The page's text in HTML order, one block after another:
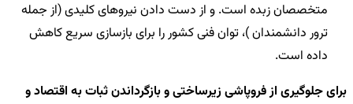
متخصصان زبده است. و از دست دادن نیروهای کلیدی (از جمله
ترور دانشمندان )، توان فنی کشور را برای بازسازی سریع کاهش
داده است.
برای جلوگیری از فروپاشی زیرساختی و بازگرداندن ثبات به اقتصاد و